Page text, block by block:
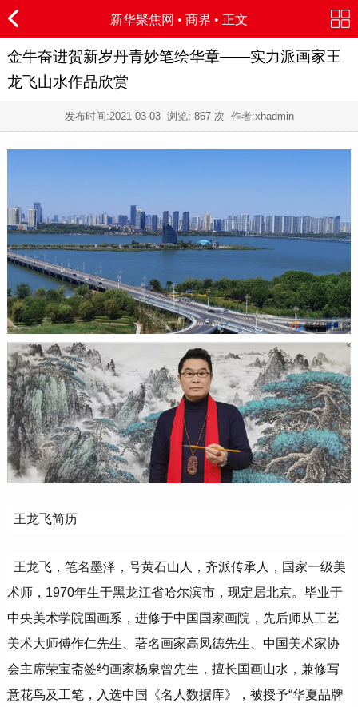
新华聚焦网 • 商界 • 正文
金牛奋进贺新岁丹青妙笔绘华章——实力派画家王
龙飞山水作品欣赏
发布时间:2021-03-03浏览: 867 次 作者:xhadmin
王龙飞简历
王龙飞，笔名墨泽，号黄石山人，齐派传承人，国家一级美
术师，1970年生于黑龙江省哈尔滨市，现定居北京。毕业于
中央美术学院国画系，进修于中国国家画院，先后师从工艺
美术大师傅作仁先生、著名画家高凤德先生、中国美术家协
会主席荣宝斋签约画家杨泉曾先生，擅长国画山水，兼修写
意花鸟及工笔，入选中国《名人数据库》，被授予“华夏品牌